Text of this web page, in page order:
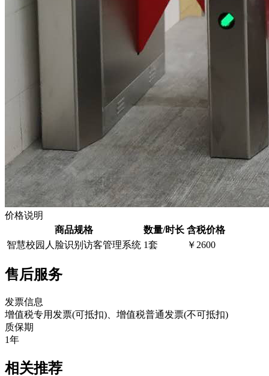
价格说明
商品规格
数量/时长 含税价格
智慧校园人脸识别访客管理系统 1套 ￥2600
售后服务
发票信息
增值税专用发票(可抵扣)、增值税普通发票(不可抵扣)
质保期
1年
相关推荐